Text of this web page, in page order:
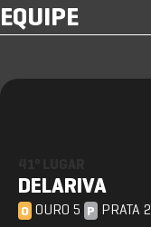
EQUIPE
DELARIVA
O OURO 5 P PRATA 2